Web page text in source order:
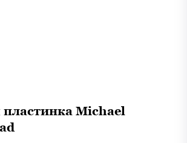
Michael